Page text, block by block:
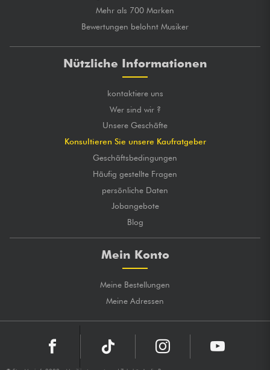
Mehr als 700 Marken
Bewertungen belohnt Musiker
Nützliche Informationen
kontaktiere uns
Wer sind wir ?
Unsere Geschäfte
Konsultieren Sie unsere Kaufratgeber
Geschäftsbedingungen
Häufig gestellte Fragen
persönliche Daten
Jobangebote
Blog
Mein Konto
Meine Bestellungen
Meine Adressen